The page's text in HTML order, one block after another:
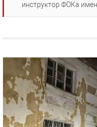
инструктор ФОКа